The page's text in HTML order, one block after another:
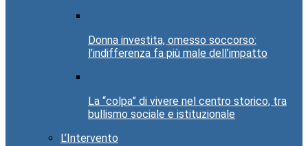
Donna investita, omesso soccorso:
l’indifferenza fa più male dell’impatto
La “colpa” di vivere nel centro storico, tra
bullismo sociale e istituzionale
L’Intervento